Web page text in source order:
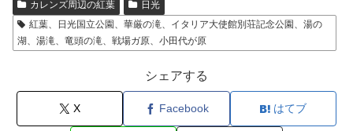
カレンズ周辺の紅葉
日光
紅葉、日光国立公園、華厳の滝、イタリア大使館別荘記念公園、湯の
湖、湯滝、竜頭の滝、戦場ガ原、小田代が原
シェアする
X Facebook はてブ